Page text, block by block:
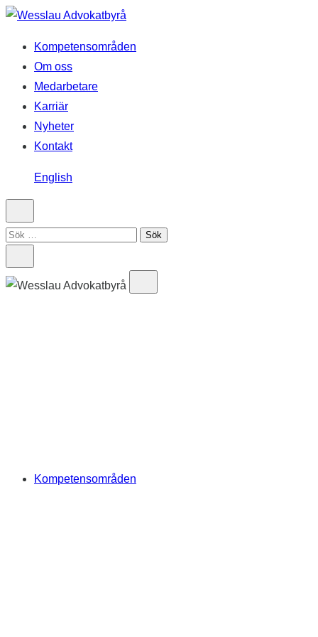
Hoppa
innehåll
Kompetensområden
Om oss
Medarbetare
Karriär
Nyheter
Kontakt
English
Sök
Kompetensområden